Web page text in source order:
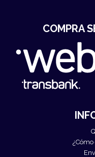
COMPRA